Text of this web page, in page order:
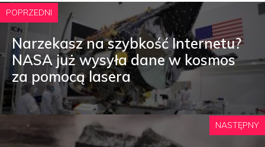
POPRZEDNI
Narzekasz na szybkość Internetu?
NASA już wysyła dane w kosmos
za pomocą lasera
NASTĘPNY